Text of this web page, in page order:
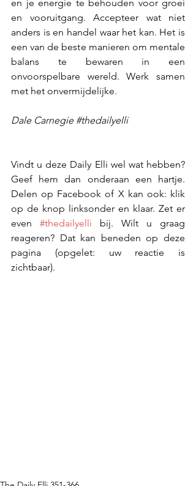
en je energie te behouden voor groei
en vooruitgang. Accepteer wat niet
anders is en handel waar het kan. Het is
een van de beste manieren om mentale
balans te bewaren in een
onvoorspelbare wereld. Werk samen
met het onvermijdelijke.
Dale Carnegie #thedailyelli
Vindt u deze Daily Elli wel wat hebben?
Geef hem dan onderaan een hartje.
Delen op Facebook of X kan ook: klik
op de knop linksonder en klaar. Zet er
even #thedailyelli bij. Wilt u graag
reageren? Dat kan beneden op deze
pagina (opgelet: uw reactie is
zichtbaar).